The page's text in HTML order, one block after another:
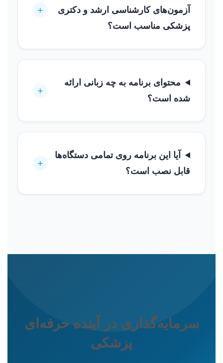
آزمون‌های کارشناسی ارشد و دکتری
پزشکی مناسب است؟
+
محتوای برنامه به چه زبانی ارائه
شده است؟
+
آیا این برنامه روی تمامی دستگاه‌ها
قابل نصب است؟
+
سرمایه‌گذاری در آینده حرفه‌ای
پزشکی